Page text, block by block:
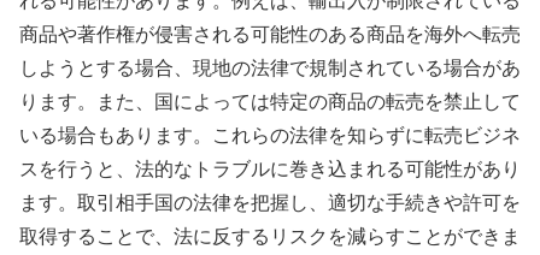
商品や著作権が侵害される可能性のある商品を海外へ転売
しようとする場合、現地の法律で規制されている場合があ
ります。また、国によっては特定の商品の転売を禁止して
いる場合もあります。これらの法律を知らずに転売ビジネ
スを行うと、法的なトラブルに巻き込まれる可能性があり
ます。取引相手国の法律を把握し、適切な手続きや許可を
取得することで、法に反するリスクを減らすことができま